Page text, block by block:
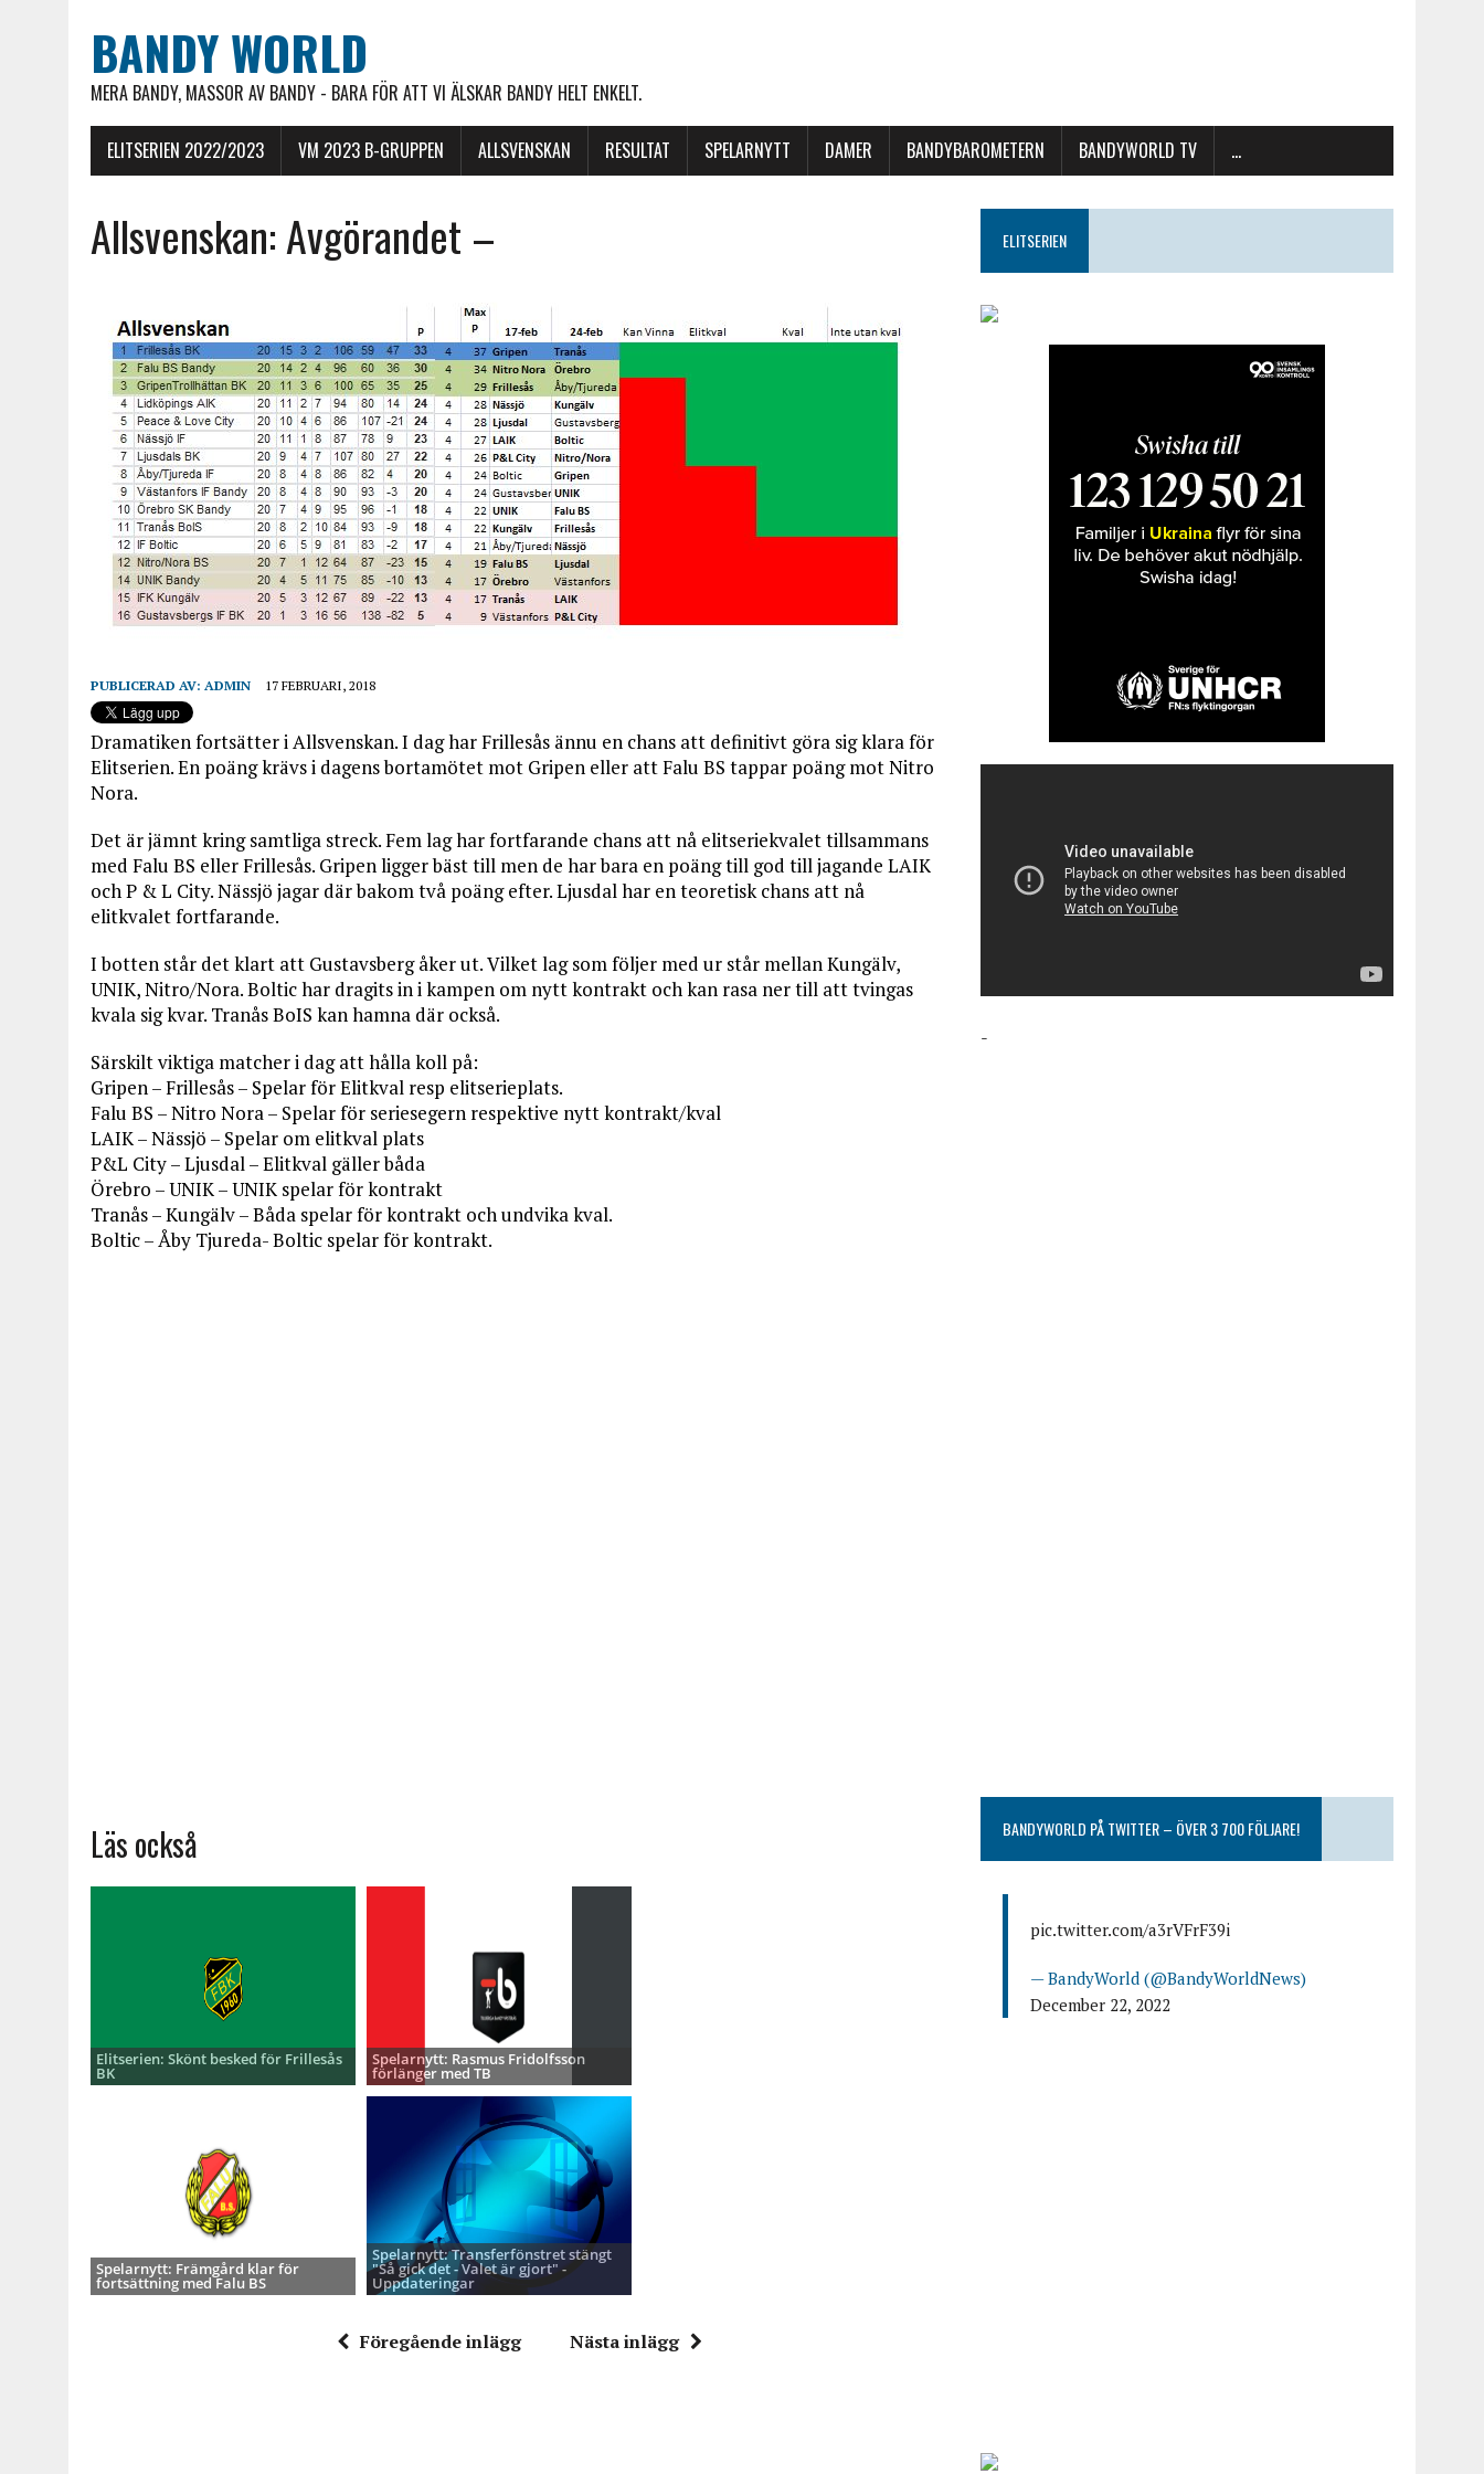
BANDY WORLD
MERA BANDY, MASSOR AV BANDY - BARA FÖR ATT VI ÄLSKAR BANDY HELT ENKELT.
ELITSERIEN 2022/2023 VM 2023 B-GRUPPEN ALLSVENSKAN RESULTAT SPELARNYTT DAMER BANDYBAROMETERN BANDYWORLD TV …
Allsvenskan: Avgörandet –
PUBLICERAD AV: ADMIN 17 FEBRUARI, 2018
Dramatiken fortsätter i Allsvenskan. I dag har Frillesås ännu en chans att definitivt göra sig klara för
Elitserien. En poäng krävs i dagens bortamötet mot Gripen eller att Falu BS tappar poäng mot Nitro
Nora.
Det är jämnt kring samtliga streck. Fem lag har fortfarande chans att nå elitseriekvalet tillsammans
med Falu BS eller Frillesås. Gripen ligger bäst till men de har bara en poäng till god till jagande LAIK
och P & L City. Nässjö jagar där bakom två poäng efter. Ljusdal har en teoretisk chans att nå
elitkvalet fortfarande.
I botten står det klart att Gustavsberg åker ut. Vilket lag som följer med ur står mellan Kungälv,
UNIK, Nitro/Nora. Boltic har dragits in i kampen om nytt kontrakt och kan rasa ner till att tvingas
kvala sig kvar. Tranås BoIS kan hamna där också.
Särskilt viktiga matcher i dag att hålla koll på:
Gripen – Frillesås – Spelar för Elitkval resp elitserieplats.
Falu BS – Nitro Nora – Spelar för seriesegern respektive nytt kontrakt/kval
LAIK – Nässjö – Spelar om elitkval plats
P&L City – Ljusdal – Elitkval gäller båda
Örebro – UNIK – UNIK spelar för kontrakt
Tranås – Kungälv – Båda spelar för kontrakt och undvika kval.
Boltic – Åby Tjureda- Boltic spelar för kontrakt.
Läs också
Elitserien: Skönt besked för Frillesås
BK
Spelarnytt: Rasmus Fridolfsson
förlänger med TB
Spelarnytt: Främgård klar för
fortsättning med Falu BS
Spelarnytt: Transferfönstret stängt
"Så gick det - Valet är gjort" -
Uppdateringar
Föregående inlägg Nästa inlägg
ELITSERIEN
-
BANDYWORLD PÅ TWITTER – ÖVER 3 700 FÖLJARE!
pic.twitter.com/a3rVFrF39i
— BandyWorld (@BandyWorldNews)
December 22, 2022